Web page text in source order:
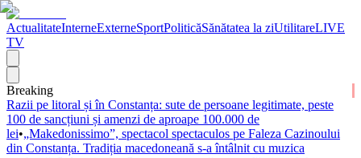
ActualitateInterneExterneSportPoliticăSănătatea la ziUtilitareLIVE
TV
Breaking
Razii pe litoral și în Constanța: sute de persoane legitimate, peste
100 de sancțiuni și amenzi de aproape 100.000 de
lei•„Makedonissimo”, spectacol spectaculos pe Faleza Cazinoului
din Constanța. Tradiția macedoneană s-a întâlnit cu muzica